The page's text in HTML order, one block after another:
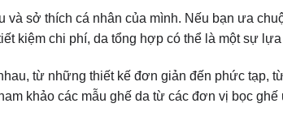
và sở thích cá nhân của mình. Nếu bạn ưa
kiệm chi phí, da tổng hợp có thể là một sự
từ những thiết kế đơn giản đến phức tạp,
khảo các mẫu ghế da từ các đơn vị bọc ghế